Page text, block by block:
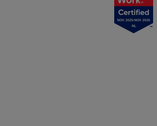
NOV 2025-NOV 2026
NL